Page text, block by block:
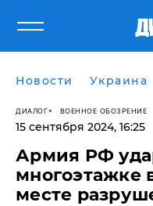
Новости Украина
ДИАЛОГ ВОЕННОЕ ОБОЗРЕНИЕ
15 сентября 2024, 16:25
​Армия РФ
многоэтажке
месте